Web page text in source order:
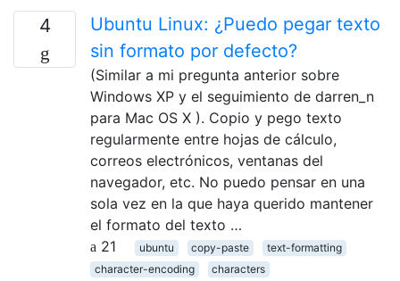
4
Ubuntu Linux: ¿Puedo pegar texto
sin formato por defecto?
(Similar a mi pregunta anterior sobre
Windows XP y el seguimiento de darren_n
para Mac OS X ). Copio y pego texto
regularmente entre hojas de cálculo,
correos electrónicos, ventanas del
navegador, etc. No puedo pensar en una
sola vez en la que haya querido mantener
el formato del texto …
21
ubuntu copy-paste
text-formatting
character-encoding
characters